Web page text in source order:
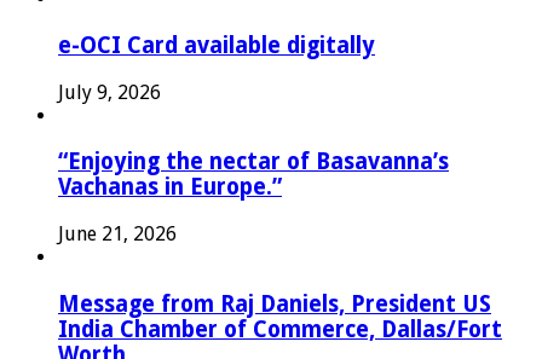
e-OCI Card available digitally
July 9, 2026
“Enjoying the nectar of Basavanna’s
Vachanas in Europe.”
June 21, 2026
Message from Raj Daniels, President US
India Chamber of Commerce, Dallas/Fort